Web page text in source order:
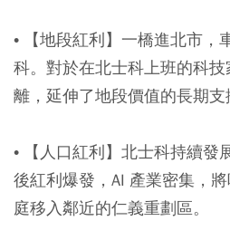
• 【地段紅利】 一橋進北市，
科。對於在北士科上班的科
離，延伸了地段價值的長期支
• 【人口紅利】 北士科持續發
後紅利爆發，AI 產業密集，
庭移入鄰近的仁義重劃區。